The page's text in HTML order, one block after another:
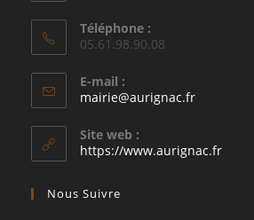
Téléphone :
05.61.98.90.08
E-mail :
mairie@aurignac.frS’ouvre
application
Site web :
https://www.aurignac.fr
Nous Suivre